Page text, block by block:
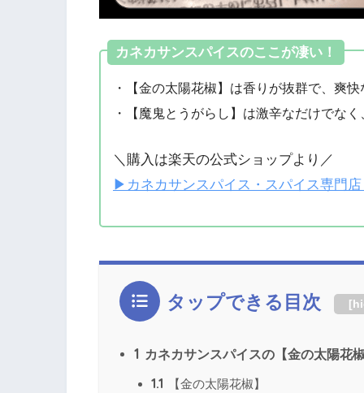
カネカサンスパイスのここが凄い！
・【金の太陽花椒】は香りが抜群で、爽
・【魔鬼とうがらし】は激辛なだけでな
＼購入は楽天の公式ショップより／
▶カネカサンスパイス・スパイス専門店
タップできる目次 [
1 カネカサンスパイスの【金の太陽花
1.1 【金の太陽花椒】